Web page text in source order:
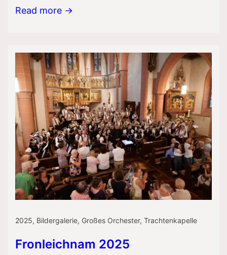
Fronleichnam
Read more →
2025, Bildergalerie, Großes Orchester, Trachtenkapelle
Fronleichnam 2025